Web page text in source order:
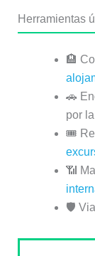
Herramientas
🏨
🚗
por
🎟️
📶
🛡️